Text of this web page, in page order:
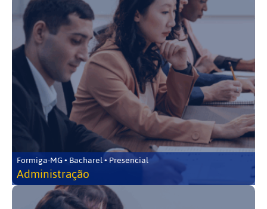
Formiga-MG • Bacharel • Presencial
Administração